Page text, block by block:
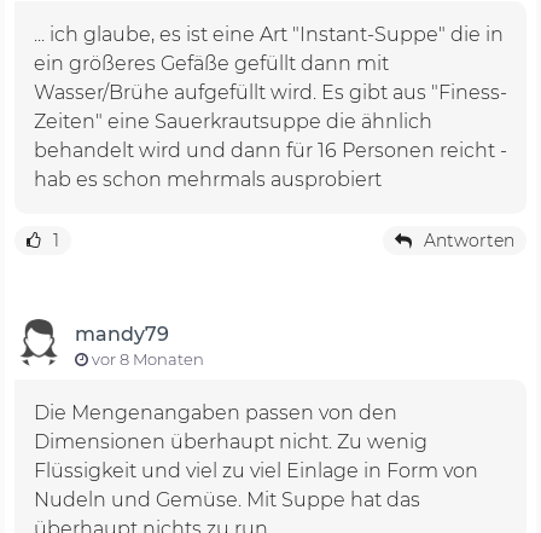
... ich glaube, es ist eine Art "Instant-Suppe" die in
ein größeres Gefäße gefüllt dann mit
Wasser/Brühe aufgefüllt wird. Es gibt aus "Finess-
Zeiten" eine Sauerkrautsuppe die ähnlich
behandelt wird und dann für 16 Personen reicht -
hab es schon mehrmals ausprobiert
1 Antworten
mandy79
vor 8 Monaten
Die Mengenangaben passen von den
Dimensionen überhaupt nicht. Zu wenig
Flüssigkeit und viel zu viel Einlage in Form von
Nudeln und Gemüse. Mit Suppe hat das